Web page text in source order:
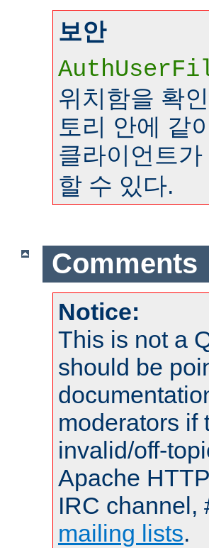
보안
위치함을 확
토리 안에 같
클라이언트가
할 수 있다.
Comments
Notice:
This is not a
should be
moderators if
invalid/off-
Apache
IRC channel,
mailing lists.